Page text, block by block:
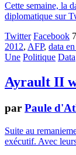
Cette semaine, la
diplomatique sur
Twitter Facebook
2012, AFP, data
Une Politique Data
Ayrault II
par Paule
Suite au
exécutif. Avec